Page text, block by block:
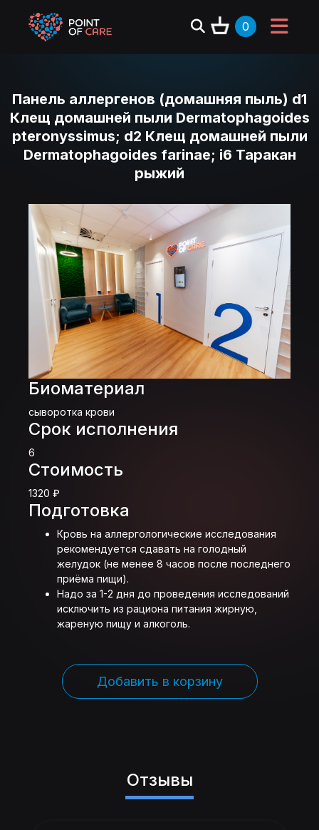
0
Панель аллергенов (домашняя пыль) d1
Клещ домашней пыли Dermatophagoides
pteronyssimus; d2 Клещ домашней пыли
Dermatophagoides farinae; i6 Таракан
рыжий
Биоматериал
сыворотка крови
Срок исполнения
6
Стоимость
1320 ₽
Подготовка
Кровь на аллергологические исследования
рекомендуется сдавать на голодный
желудок (не менее 8 часов после последнего
приёма пищи).
Надо за 1-2 дня до проведения исследований
исключить из рациона питания жирную,
жареную пищу и алкоголь.
Добавить в корзину
Отзывы